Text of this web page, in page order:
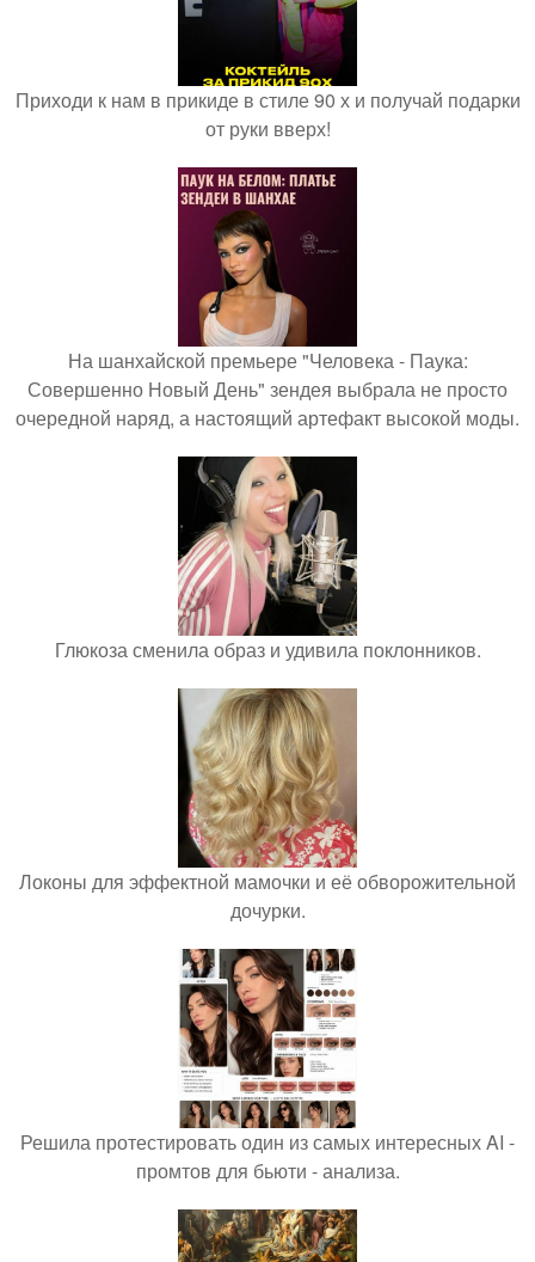
Приходи к нам в прикиде в стиле 90 х и получай подарки
от руки вверх!
На шанхайской премьере "Человека - Паука:
Совершенно Новый День" зендея выбрала не просто
очередной наряд, а настоящий артефакт высокой моды.
Глюкоза сменила образ и удивила поклонников.
Локоны для эффектной мамочки и её обворожительной
дочурки.
Решила протестировать один из самых интересных AI -
промтов для бьюти - анализа.